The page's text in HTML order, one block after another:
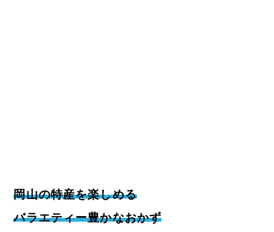
岡山の特産を楽しめる
バラエティー豊かなおかず